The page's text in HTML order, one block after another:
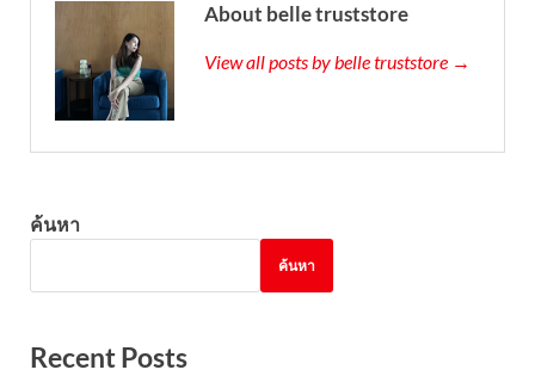
About belle truststore
View all posts by belle truststore →
ค้นหา
ค้นหา
Recent Posts